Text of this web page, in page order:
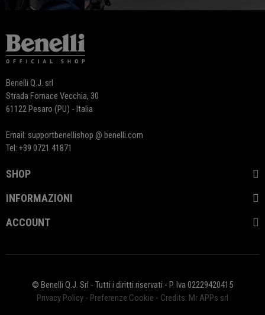
Benelli Q.J. srl
Strada Fornace Vecchia, 30
61122 Pesaro (PU) - Italia
Email: supportbenellishop @ benelli.com
Tel: +39 0721 41871
SHOP
INFORMAZIONI
ACCOUNT
© Benelli Q.J. Srl - Tutti i diritti riservati - P. Iva 02229420415
Privacy Policy - Preferenze Cookie - Credits: Mr APPs srl